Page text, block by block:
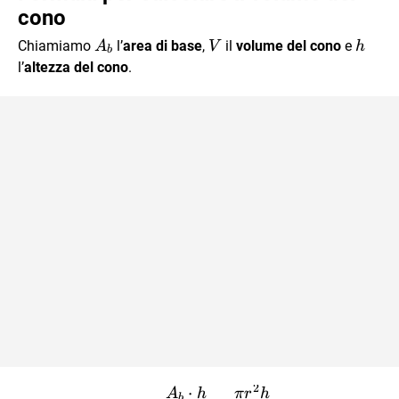
cono
Chiamiamo A_b
Ab l’area di base, V
V ilvolume del cono e h
h
l’altezza del cono.
V = \dfrac{A_b \cdot
A ⋅ h πr2h